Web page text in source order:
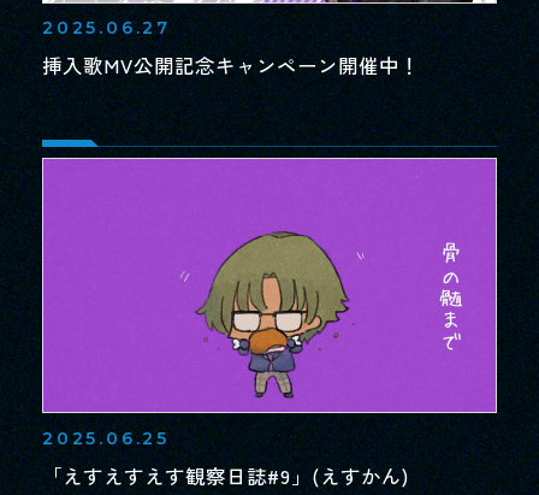
2025.06.27
挿入歌MV公開記念キャンペーン開催中！
2025.06.25
「えすえすえす観察日誌#9」(えすかん)